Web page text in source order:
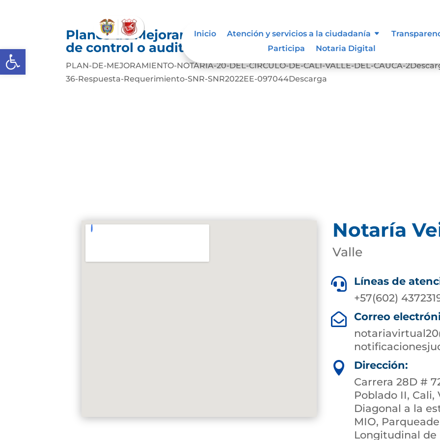
Abrir barra de herramientas
Inicio Atención y servicios a la ciudadanía
Participa
Notaria Digital
Planes de Mejoramiento vigentes exigidos por los entes
de control o auditoría externos o internos.
PLAN-DE-MEJORAMIENTO-NOTARIA-20-DEL-CIRCULO-DE-CALI-VALLE-DEL-CAUCA-
36-Respuesta-Requerimiento-SNR-SNR2022EE-097044Descarga
Notaría
Valle

Líneas de
+57(602)

Correo

Dirección:
Carrera 28D #
Poblado II, Cali,
Diagonal a la
MIO,
Longitudinal de